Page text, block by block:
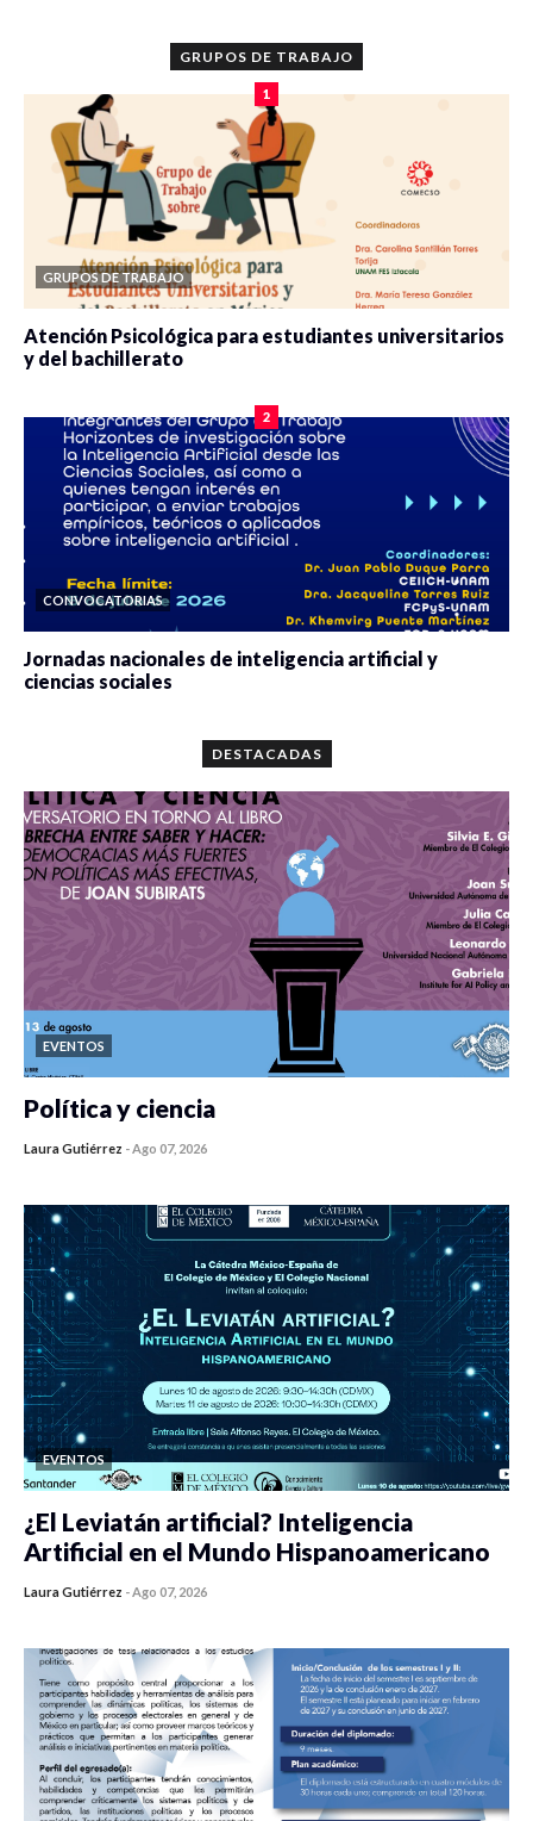
GRUPOS DE TRABAJO
1
GRUPOS DE TRABAJO
Atención Psicológica para estudiantes universitarios
y del bachillerato
2
CONVOCATORIAS
Jornadas nacionales de inteligencia artificial y
ciencias sociales
DESTACADAS
EVENTOS
Política y ciencia
Laura Gutiérrez -Ago 07, 2026
EVENTOS
¿El Leviatán artificial? Inteligencia
Artificial en el Mundo Hispanoamericano
Laura Gutiérrez -Ago 07, 2026